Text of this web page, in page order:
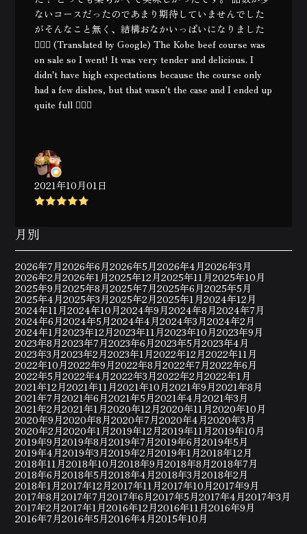
ないコースだったのであまり期待していませんでした
がそんなこと無く、結構おなかいっぱいになりました
🙆🏻‍♀️ (Translated by Google) The Kobe beef course was
on sale so I went! It was very tender and delicious. I
didn't have high expectations because the course only
had a few dishes, but that wasn't the case and I ended up
quite full 🙆🏻‍♀️
2021年10月01日
月別
2026年7月2026年6月2026年5月2026年4月2026年3月
2026年2月2026年1月2025年12月2025年11月2025年10月
2025年9月2025年8月2025年7月2025年6月2025年5月
2025年4月2025年3月2025年2月2025年1月2024年12月
2024年11月2024年10月2024年9月2024年8月2024年7月
2024年6月2024年5月2024年4月2024年3月2024年2月
2024年1月2023年12月2023年11月2023年10月2023年9月
2023年8月2023年7月2023年6月2023年5月2023年4月
2023年3月2023年2月2023年1月2022年12月2022年11月
2022年10月2022年9月2022年8月2022年7月2022年6月
2022年5月2022年4月2022年3月2022年2月2022年1月
2021年12月2021年11月2021年10月2021年9月2021年8月
2021年7月2021年6月2021年5月2021年4月2021年3月
2021年2月2021年1月2020年12月2020年11月2020年10月
2020年9月2020年8月2020年7月2020年4月2020年3月
2020年2月2020年1月2019年12月2019年11月2019年10月
2019年9月2019年8月2019年7月2019年6月2019年5月
2019年4月2019年3月2019年2月2019年1月2018年12月
2018年11月2018年10月2018年9月2018年8月2018年7月
2018年6月2018年5月2018年4月2018年3月2018年2月
2018年1月2017年12月2017年11月2017年10月2017年9月
2017年8月2017年7月2017年6月2017年5月2017年4月2017年3月
2017年2月2017年1月2016年12月2016年11月2016年9月
2016年7月2016年5月2016年4月2015年10月